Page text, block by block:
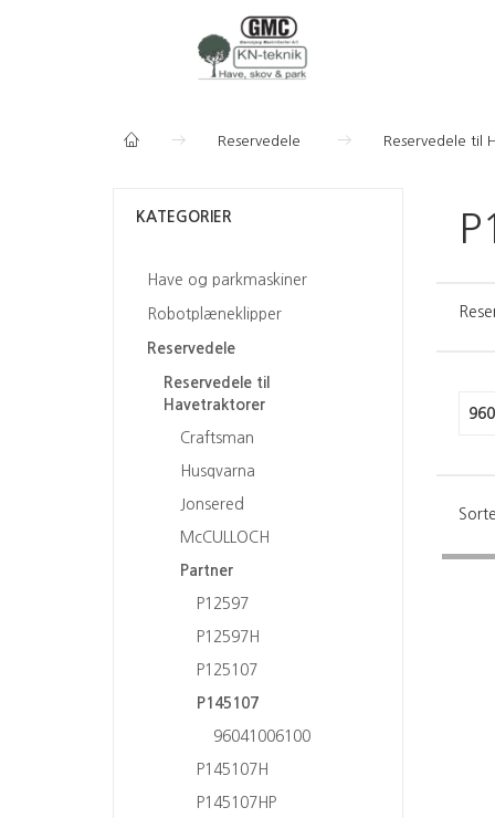
Reservedele Reservedele til
KATEGORIER
Have og parkmaskiner
Robotplæneklipper
Reservedele
Reservedele til
Havetraktorer
Craftsman
Husqvarna
Jonsered
McCULLOCH
Partner
P12597
P12597H
P125107
P145107
96041006100
P145107H
P145107HP